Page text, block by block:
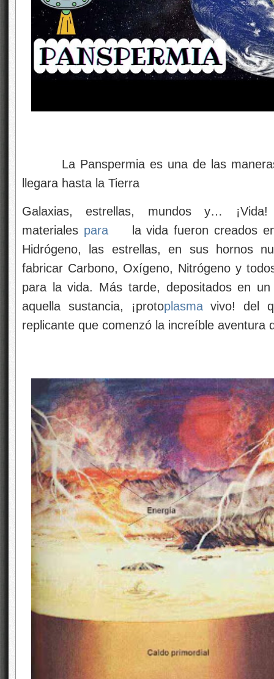
La Panspermia es una de las maneras
llegara hasta la Tierra
Galaxias, estrellas, mundos y…
materiales para
la vida fueron creados
Hidrógeno, las estrellas, en sus hornos
fabricar Carbono, Oxígeno, Nitrógeno y
para la vida. Más tarde, depositados en
aquella sustancia, ¡protoplasmavivo! del
replicante que comenzó la increíble aventura